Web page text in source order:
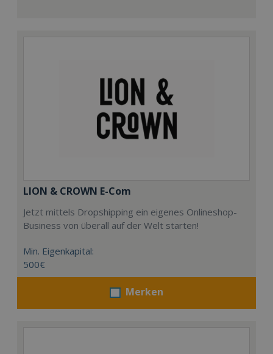
LION & CROWN E-Com
Jetzt mittels Dropshipping ein eigenes Onlineshop-
Business von überall auf der Welt starten!
Min. Eigenkapital:
500€
Merken